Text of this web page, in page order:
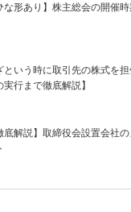
な形あり】株主総会の開催
という時に取引先の株式を
実行まで徹底解説】
底解説】取締役会設置会社